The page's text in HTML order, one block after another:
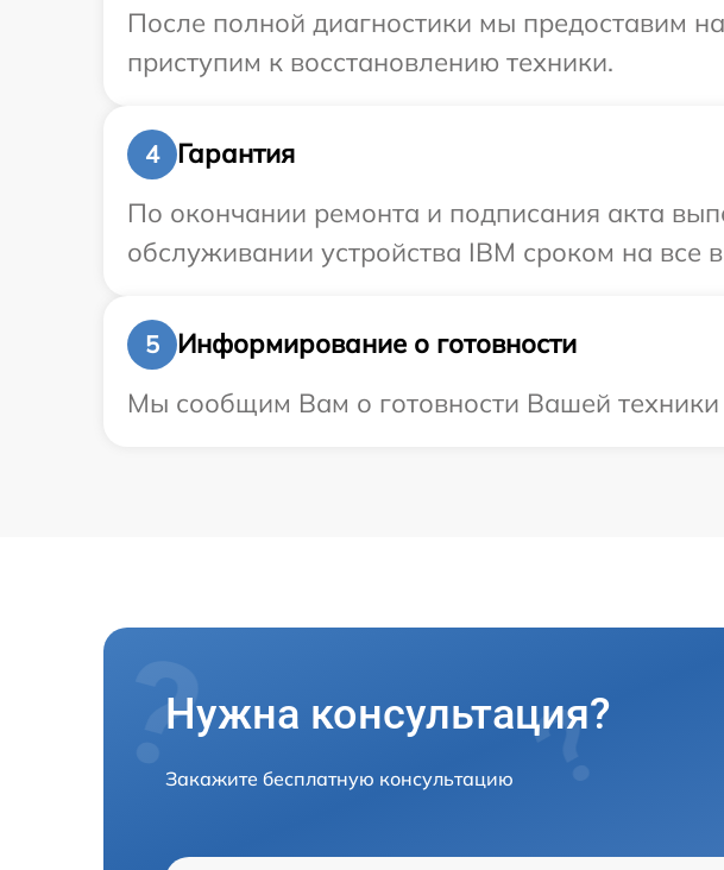
После полной диагностики мы предоставим
приступим к восстановлению техники.
4
Гарантия
По окончании ремонта и подписания акта
обслуживании устройства IBM сроком на все
5
Информирование о готовности
Мы сообщим Вам о готовности Вашей
Нужна консультация?
Закажите бесплатную консультацию